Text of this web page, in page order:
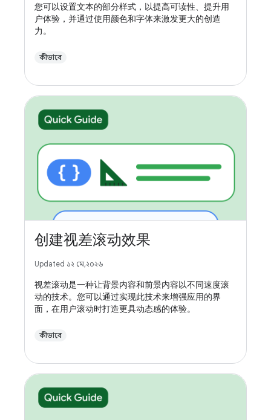
您可以设置文本的部分样式，以提高可读性、提升用
户体验，并通过使用颜色和字体来激发更大的创造
力。
কীভাবে
创建视差滚动效果
Updated ১২ মে, ২০২৬
视差滚动是一种让背景内容和前景内容以不同速度滚
动的技术。您可以通过实现此技术来增强应用的界
面，在用户滚动时打造更具动态感的体验。
কীভাবে